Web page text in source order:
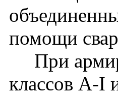
помощи
При
классов А-I